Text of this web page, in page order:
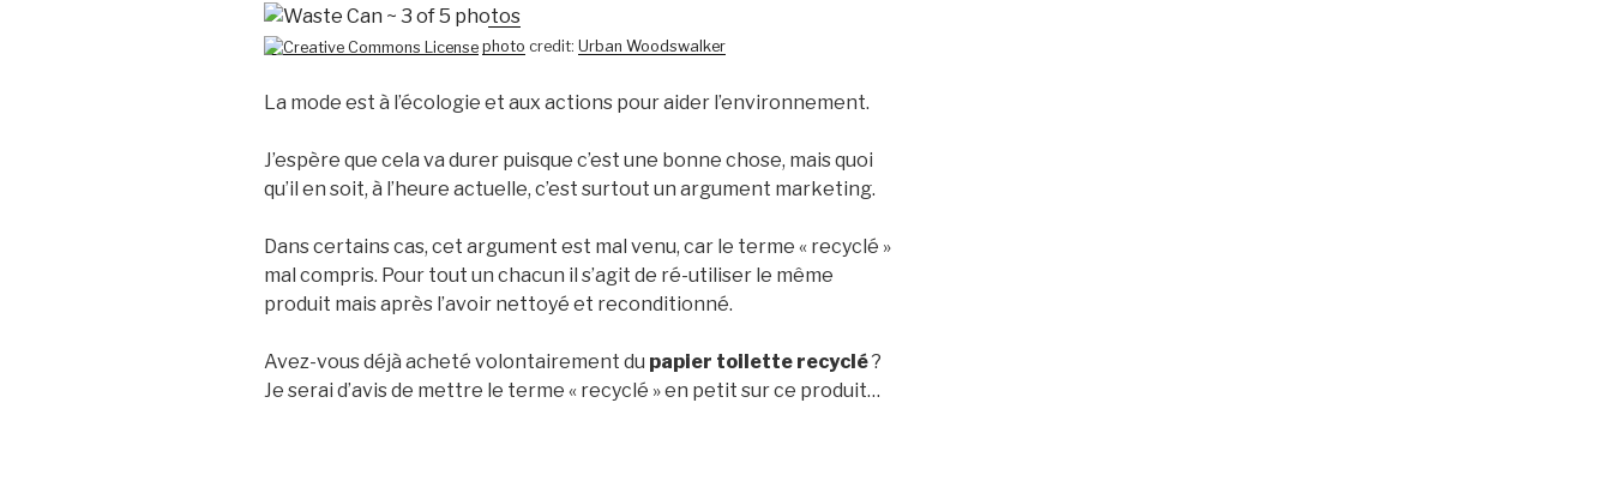
photo credit: Urban Woodswalker
La mode est à l’écologie et aux actions pour aider l’environnement.
J’espère que cela va durer puisque c’est une bonne chose, mais quoi
qu’il en soit, à l’heure actuelle, c’est surtout un argument marketing.
Dans certains cas, cet argument est mal venu, car le terme « recyclé »
mal compris. Pour tout un chacun il s’agit de ré-utiliser le même
produit mais après l’avoir nettoyé et reconditionné.
Avez-vous déjà acheté volontairement du papier toilette recyclé?
Je serai d’avis de mettre le terme « recyclé » en petit sur ce produit…